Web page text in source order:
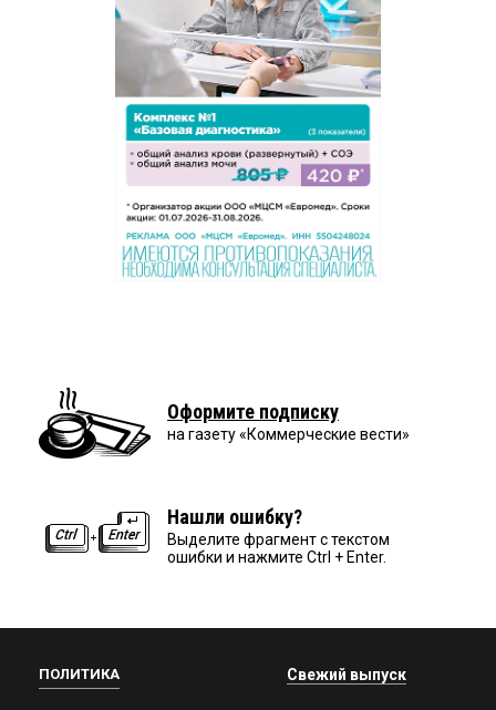
Оформите подписку
на газету «Коммерческие вести»
Нашли ошибку?
Выделите фрагмент с текстом
ошибки и нажмите Ctrl + Enter.
ПОЛИТИКА Свежий выпуск